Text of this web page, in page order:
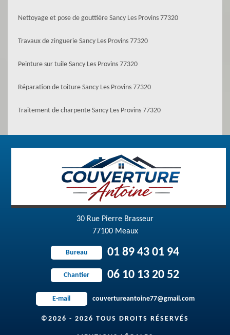
Nettoyage et pose de gouttière Sancy Les Provins 77320
Travaux de zinguerie Sancy Les Provins 77320
Peinture sur tuile Sancy Les Provins 77320
Réparation de toiture Sancy Les Provins 77320
Traitement de charpente Sancy Les Provins 77320
30 Rue Pierre Brasseur
77100 Meaux
Bureau 01 89 43 01 94
Chantier 06 10 13 20 52
E-mail couvertureantoine77@gmail.com
©2026 - 2026 TOUS DROITS RÉSERVÉS